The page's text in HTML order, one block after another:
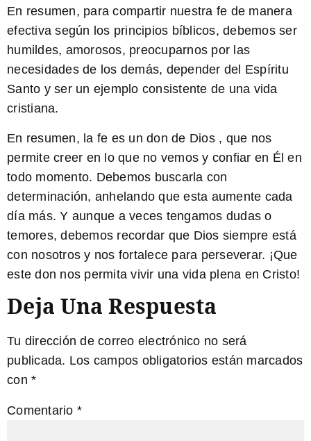
En resumen, para compartir nuestra fe de manera
efectiva según los principios bíblicos, debemos ser
humildes, amorosos, preocuparnos por las
necesidades de los demás, depender del Espíritu
Santo y ser un ejemplo consistente de una vida
cristiana.
En resumen, la fe es un don de Dios , que nos
permite creer en lo que no vemos y confiar en Él en
todo momento. Debemos buscarla con
determinación, anhelando que esta aumente cada
día más. Y aunque a veces tengamos dudas o
temores, debemos recordar que Dios siempre está
con nosotros y nos fortalece para perseverar. ¡Que
este don nos permita vivir una vida plena en Cristo!
Deja Una Respuesta
Tu dirección de correo electrónico no será
publicada. Los campos obligatorios están marcados
con *
Comentario *